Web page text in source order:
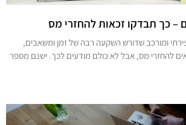
– כך תבדקו זכאות להחזרי מס
ומורכב שדורש השקעה רבה של זמן ומשאבים,
להחזרי מס, אבל לא כולם מודעים לכך. ישנם מספר